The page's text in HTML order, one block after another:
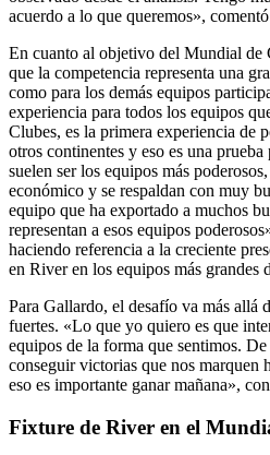
acuerdo a lo que queremos»,
En cuanto al objetivo del Mundial de
que la competencia representa una
como para los demás equipos
experiencia para todos los equipos
Clubes, es la primera experiencia de
otros continentes y eso es una
suelen ser los equipos más
económico y se respaldan con muy
equipo que ha exportado a muchos
representan a esos equipos
haciendo referencia a la creciente
en River en los equipos más grandes
Para Gallardo, el desafío va más allá
fuertes. «Lo que yo quiero es que
equipos de la forma que sentimos. De
conseguir victorias que nos marquen
eso es importante ganar mañana»,
Fixture de River en el